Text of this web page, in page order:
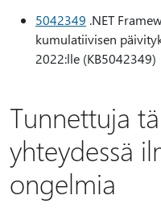
5042349 .NET
kumulatiivisen
2022:lle (KB5042349)
Tunnettuja
yhteydessä
ongelmia